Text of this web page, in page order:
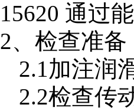
15620 通过
2、检查准备
2.1加注润
2.2检查传